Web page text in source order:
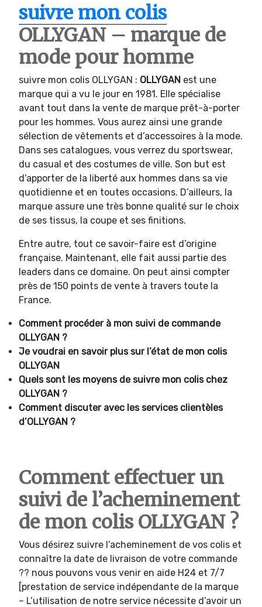
suivre mon colis
OLLYGAN – marque de
mode pour homme
suivre mon colis OLLYGAN : OLLYGAN est une
marque qui a vu le jour en 1981. Elle spécialise
avant tout dans la vente de marque prêt-à-porter
pour les hommes. Vous aurez ainsi une grande
sélection de vêtements et d’accessoires à la mode.
Dans ses catalogues, vous verrez du sportswear,
du casual et des costumes de ville. Son but est
d’apporter de la liberté aux hommes dans sa vie
quotidienne et en toutes occasions. D’ailleurs, la
marque assure une très bonne qualité sur le choix
de ses tissus, la coupe et ses finitions.
Entre autre, tout ce savoir-faire est d’origine
française. Maintenant, elle fait aussi partie des
leaders dans ce domaine. On peut ainsi compter
près de 150 points de vente à travers toute la
France.
Comment procéder à mon suivi de commande
OLLYGAN ?
Je voudrai en savoir plus sur l’état de mon colis
OLLYGAN
Quels sont les moyens de suivre mon colis chez
OLLYGAN ?
Comment discuter avec les services clientèles
d’OLLYGAN ?
Comment effectuer un
suivi de l’acheminement
de mon colis OLLYGAN ?
Vous désirez suivre l’acheminement de vos colis et
connaître la date de livraison de votre commande
?? nous pouvons vous venir en aide H24 et 7/7
[prestation de service indépendante de la marque
– L’utilisation de notre service nécessite d’avoir un